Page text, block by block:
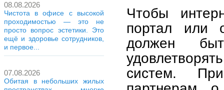
08.08.2026
Чистота в офисе с высокой
проходимостью — это не
просто вопрос эстетики. Это
ещё и здоровье сотрудников,
и первое...
07.08.2026
Обитая в небольших жилых
Чтобы
портал или
должен
систем.